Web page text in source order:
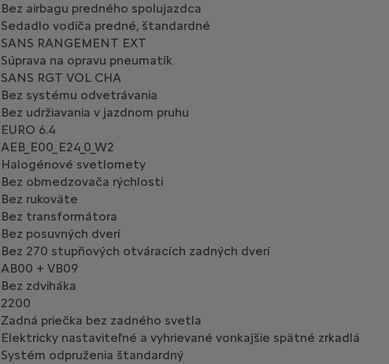
Bez airbagu predného spolujazdca
Sedadlo vodiča predné, štandardné
SANS RANGEMENT EXT
Súprava na opravu pneumatík
SANS RGT VOL CHA
Bez systému odvetrávania
Bez udržiavania v jazdnom pruhu
EURO 6.4
AEB_E00_E24_0_W2
Halogénové svetlomety
Bez obmedzovača rýchlosti
Bez rukoväte
Bez transformátora
Bez posuvných dverí
Bez 270 stupňových otváracích zadných dverí
AB00 + VB09
Bez zdviháka
2200
Zadná priečka bez zadného svetla
Elektricky nastaviteľné a vyhrievané vonkajšie spätné zrkadlá
Systém odpruženia štandardný